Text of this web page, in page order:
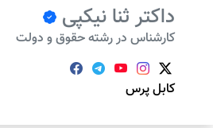
داکتر ثنا نیکپی
کارشناس در رشته حقوق و دولت
کابل پرس